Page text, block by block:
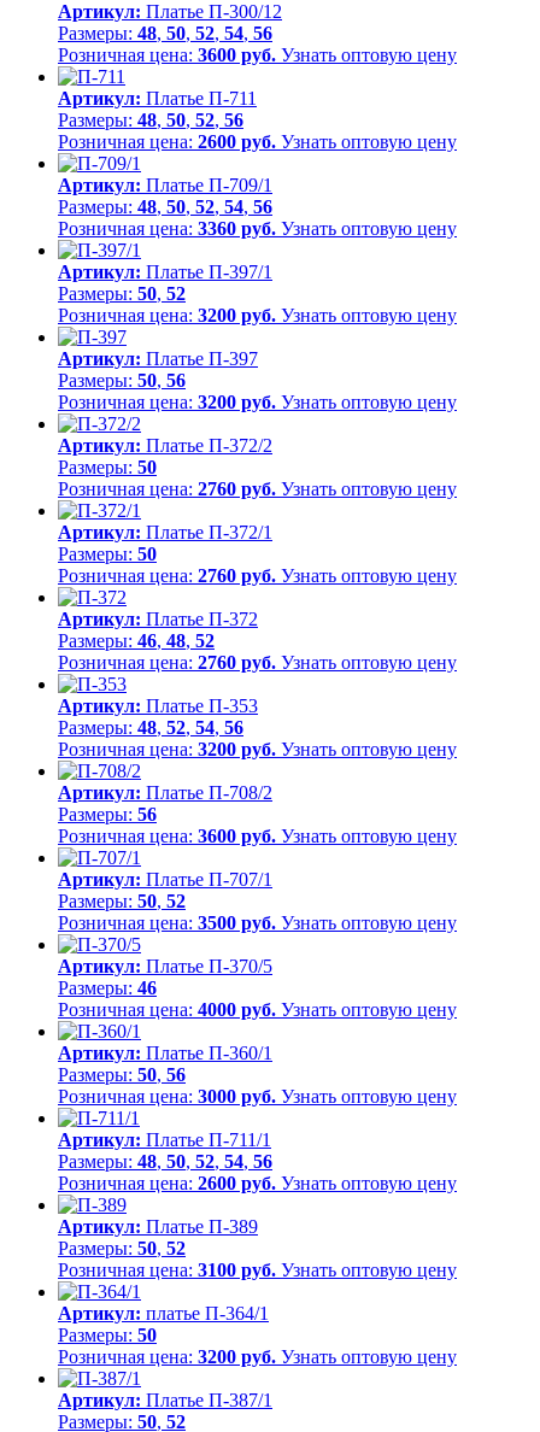
Артикул: Платье П-300/12
Размеры: 48, 50, 52, 54, 56
Розничная цена: 3600 руб. Узнать оптовую цену
Артикул: Платье П-711
Размеры: 48, 50, 52, 56
Розничная цена: 2600 руб. Узнать оптовую цену
Артикул: Платье П-709/1
Размеры: 48, 50, 52, 54, 56
Розничная цена: 3360 руб. Узнать оптовую цену
Артикул: Платье П-397/1
Размеры: 50, 52
Розничная цена: 3200 руб. Узнать оптовую цену
Артикул: Платье П-397
Размеры: 50, 56
Розничная цена: 3200 руб. Узнать оптовую цену
Артикул: Платье П-372/2
Размеры: 50
Розничная цена: 2760 руб. Узнать оптовую цену
Артикул: Платье П-372/1
Размеры: 50
Розничная цена: 2760 руб. Узнать оптовую цену
Артикул: Платье П-372
Размеры: 46, 48, 52
Розничная цена: 2760 руб. Узнать оптовую цену
Артикул: Платье П-353
Размеры: 48, 52, 54, 56
Розничная цена: 3200 руб. Узнать оптовую цену
Артикул: Платье П-708/2
Размеры: 56
Розничная цена: 3600 руб. Узнать оптовую цену
Артикул: Платье П-707/1
Размеры: 50, 52
Розничная цена: 3500 руб. Узнать оптовую цену
Артикул: Платье П-370/5
Размеры: 46
Розничная цена: 4000 руб. Узнать оптовую цену
Артикул: Платье П-360/1
Размеры: 50, 56
Розничная цена: 3000 руб. Узнать оптовую цену
Артикул: Платье П-711/1
Размеры: 48, 50, 52, 54, 56
Розничная цена: 2600 руб. Узнать оптовую цену
Артикул: Платье П-389
Размеры: 50, 52
Розничная цена: 3100 руб. Узнать оптовую цену
Артикул: платье П-364/1
Размеры: 50
Розничная цена: 3200 руб. Узнать оптовую цену
Артикул: Платье П-387/1
Размеры: 50, 52